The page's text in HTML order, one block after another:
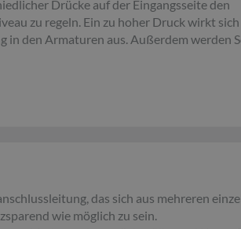
Drücke auf der Eingangsseite den
zu regeln. Ein zu hoher Druck wirkt
den Armaturen aus. Außerdem werden
das sich aus mehreren
wie möglich zu sein.